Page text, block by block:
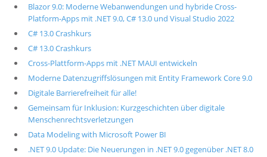
Blazor 9.0: Moderne Webanwendungen und hybride Cross-
Platform-Apps mit .NET 9.0, C# 13.0 und Visual Studio 2022
C# 13.0 Crashkurs
C# 13.0 Crashkurs
Cross-Plattform-Apps mit .NET MAUI entwickeln
Moderne Datenzugriffslösungen mit Entity Framework Core 9.0
Digitale Barrierefreiheit für alle!
Gemeinsam für Inklusion: Kurzgeschichten über digitale
Menschenrechtsverletzungen
Data Modeling with Microsoft Power BI
.NET 9.0 Update: Die Neuerungen in .NET 9.0 gegenüber .NET 8.0